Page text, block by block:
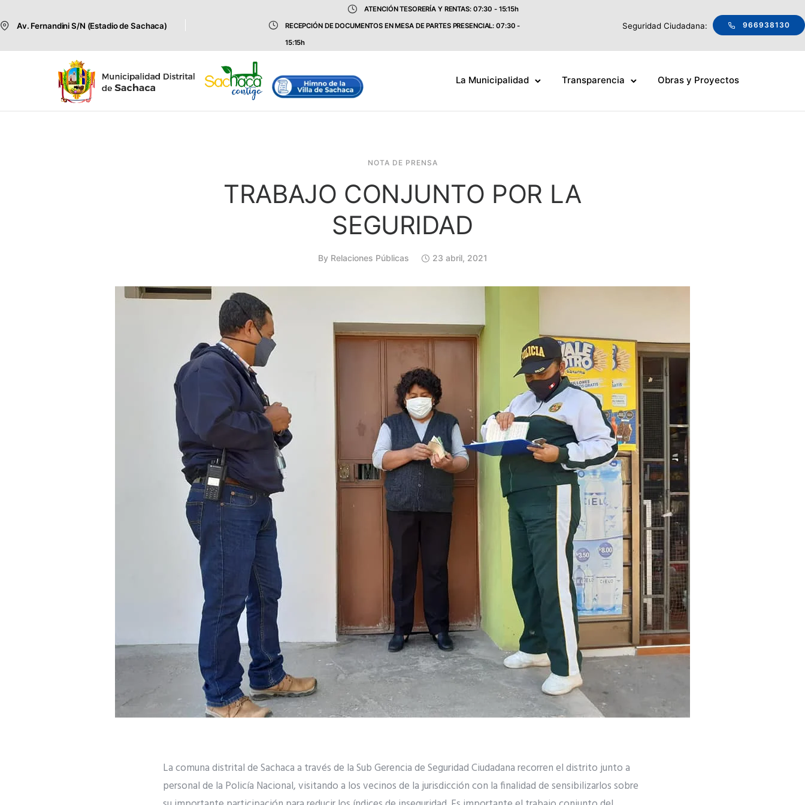
Av. Fernandini S/N (Estadio de Sachaca)
ATENCIÓN TESORERÍA Y RENTAS: 07:30 - 15:15h
RECEPCIÓN DE DOCUMENTOS EN MESA DE PARTES PRESENCIAL: 07:30 -
15:15h
Seguridad Ciudadana: 966938130
La Municipalidad Transparencia Obras y Proyectos
NOTA DE PRENSA
TRABAJO CONJUNTO POR LA
SEGURIDAD
By Relaciones Públicas 23 abril, 2021
La comuna distrital de Sachaca a través de la Sub Gerencia de Seguridad Ciudadana recorren el distrito junto a
personal de la Policía Nacional, visitando a los vecinos de la jurisdicción con la finalidad de sensibilizarlos sobre